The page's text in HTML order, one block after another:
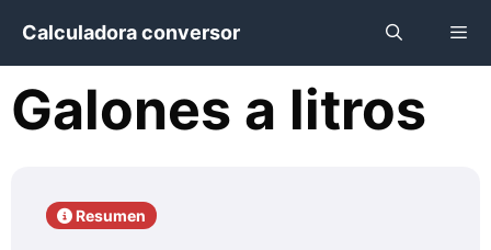
contenido
Calculadora conversor
Galones a litros
Resumen